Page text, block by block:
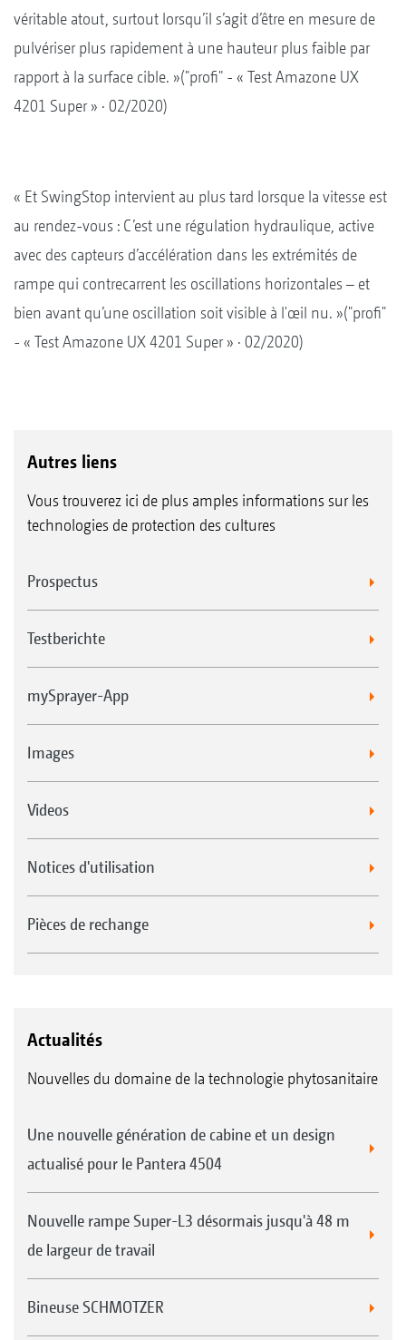
véritable atout, surtout lorsqu’il s’agit d’être en mesure de
pulvériser plus rapidement à une hauteur plus faible par
rapport à la surface cible. »("profi" - « Test Amazone UX
4201 Super » · 02/2020)
« Et SwingStop intervient au plus tard lorsque la vitesse est
au rendez-vous : C’est une régulation hydraulique, active
avec des capteurs d’accélération dans les extrémités de
rampe qui contrecarrent les oscillations horizontales – et
bien avant qu’une oscillation soit visible à l'œil nu. »("profi"
- « Test Amazone UX 4201 Super » · 02/2020)
Autres liens
Vous trouverez ici de plus amples informations sur les
technologies de protection des cultures
Prospectus
Testberichte
mySprayer-App
Images
Videos
Notices d'utilisation
Pièces de rechange
Actualités
Nouvelles du domaine de la technologie phytosanitaire
Une nouvelle génération de cabine et un design
actualisé pour le Pantera 4504
Nouvelle rampe Super-L3 désormais jusqu'à 48 m
de largeur de travail
Bineuse SCHMOTZER